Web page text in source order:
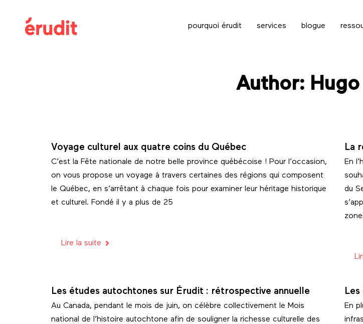
content
pourquoi érudit services blogue
Author: Hugo
Voyage culturel aux quatre coins du Québec
C’est la Fête nationale de notre belle province québécoise ! Pour l’occasion,
on vous propose un voyage à travers certaines des régions qui composent
le Québec, en s’arrêtant à chaque fois pour examiner leur héritage historique
et culturel. Fondé il y a plus de 25
Lire la suite
La
En
du
Les études autochtones sur Érudit : rétrospective annuelle
Au Canada, pendant le mois de juin, on célèbre collectivement le Mois
national de l’histoire autochtone afin de souligner la richesse culturelle des
En